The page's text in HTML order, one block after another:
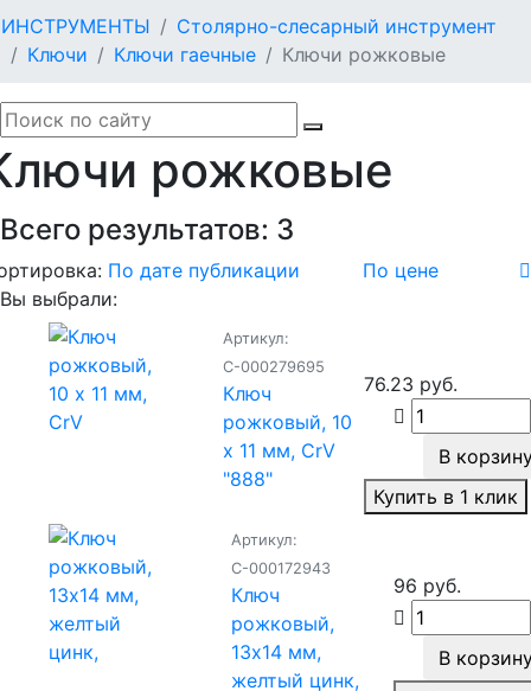
ИНСТРУМЕНТЫ
Столярно-слесарный инструмент
Ключи
Ключи гаечные Ключи рожковые
рожковые
Всего результатов: 3
По дате публикации
По цене
Вы выбрали:
Артикул:
С-000279695
Ключ
рожковый, 10
х 11 мм, CrV
"888"
76.23 руб.
В
Купить в 1 клик
Артикул:
С-000172943
Ключ
рожковый,
13х14 мм,
желтый цинк,
96 руб.
В